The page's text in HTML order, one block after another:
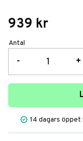
939 kr
Antal
+
-
14 dagars öppet